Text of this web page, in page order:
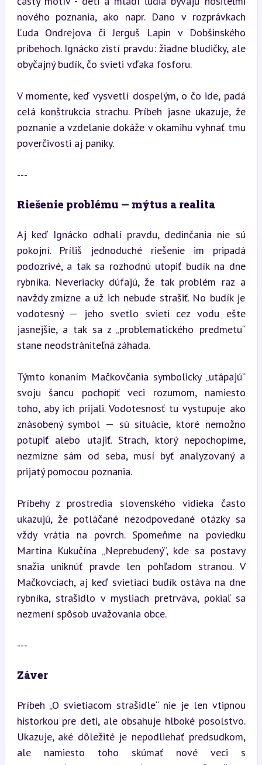
nového poznania, ako napr. Dano v rozprávkach
Ľuda Ondrejova či Jerguš Lapin v Dobšinského
príbehoch. Ignácko zistí pravdu: žiadne bludičky, ale
obyčajný budík, čo svieti vďaka fosforu.
V momente, keď vysvetlí dospelým, o čo ide, padá
celá konštrukcia strachu. Príbeh jasne ukazuje, že
poznanie a vzdelanie dokáže v okamihu vyhnať tmu
poverčivosti aj paniky.
---
Riešenie problému — mýtus a realita
Aj keď Ignácko odhalí pravdu, dedinčania nie sú
pokojní. Príliš jednoduché riešenie im pripadá
podozrivé, a tak sa rozhodnú utopiť budík na dne
rybníka. Neveriacky dúfajú, že tak problém raz a
navždy zmizne a už ich nebude strašiť. No budík je
vodotesný — jeho svetlo svieti cez vodu ešte
jasnejšie, a tak sa z „problematického predmetu“
stane neodstrániteľná záhada.
Týmto konaním Mačkovčania symbolicky „utápajú“
svoju šancu pochopiť veci rozumom, namiesto
toho, aby ich prijali. Vodotesnosť tu vystupuje ako
znásobený symbol — sú situácie, ktoré nemožno
potupiť alebo utajiť. Strach, ktorý nepochopíme,
nezmizne sám od seba, musí byť analyzovaný a
prijatý pomocou poznania.
Príbehy z prostredia slovenského vidieka často
ukazujú, že potláčané nezodpovedané otázky sa
vždy vrátia na povrch. Spomeňme na poviedku
Martina Kukučína „Neprebudený“, kde sa postavy
snažia uniknúť pravde len pohľadom stranou. V
Mačkovciach, aj keď svietiaci budík ostáva na dne
rybníka, strašidlo v mysliach pretrváva, pokiaľ sa
nezmení spôsob uvažovania obce.
---
Záver
Príbeh „O svietiacom strašidle“ nie je len vtipnou
historkou pre deti, ale obsahuje hlboké posolstvo.
Ukazuje, aké dôležité je nepodliehať predsudkom,
ale namiesto toho skúmať nové veci s